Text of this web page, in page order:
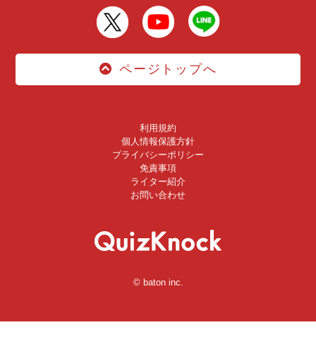
ページトップへ
利用規約
個人情報保護方針
プライバシーポリシー
免責事項
ライター紹介
お問い合わせ
© baton inc.